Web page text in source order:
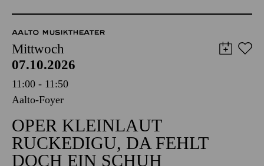
AALTO MUSIKTHEATER
Mittwoch
07.10.2026
11:00 - 11:50
Aalto-Foyer
OPER KLEINLAUT
RUCKEDIGU, DA FEHLT
DOCH EIN SCHUH